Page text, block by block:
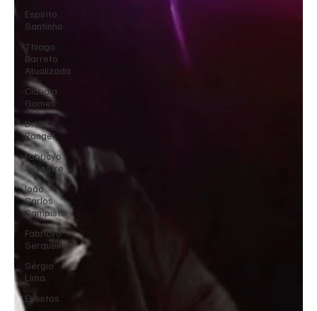
Espírito
Santinho
Thiago
Barreto
Atualizada
Cláudia
Gomes
Dielly
Rangel
Fabricyo
Silvestre
João
Carlos
Campista
Fabricyo
Serqueira
Sérgio
Lima
Eventos